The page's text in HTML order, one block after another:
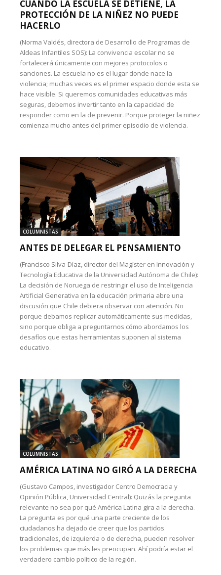
CUANDO LA ESCUELA SE DETIENE, LA
PROTECCIÓN DE LA NIÑEZ NO PUEDE
HACERLO
(Norma Valdés, directora de Desarrollo de Programas de
Aldeas Infantiles SOS): La convivencia escolar no se
fortalecerá únicamente con mejores protocolos o
sanciones. La escuela no es el lugar donde nace la
violencia; muchas veces es el primer espacio donde esta se
hace visible. Si queremos comunidades educativas más
seguras, debemos invertir tanto en la capacidad de
responder como en la de prevenir. Porque proteger la niñez
comienza mucho antes del primer episodio de violencia.
COLUMNISTAS
ANTES DE DELEGAR EL PENSAMIENTO
(Francisco Silva-Díaz, director del Magíster en Innovación y
Tecnología Educativa de la Universidad Autónoma de Chile):
La decisión de Noruega de restringir el uso de Inteligencia
Artificial Generativa en la educación primaria abre una
discusión que Chile debiera observar con atención. No
porque debamos replicar automáticamente sus medidas,
sino porque obliga a preguntarnos cómo abordamos los
desafíos que estas herramientas suponen al sistema
educativo.
COLUMNISTAS
AMÉRICA LATINA NO GIRÓ A LA DERECHA
(Gustavo Campos, investigador Centro Democracia y
Opinión Pública, Universidad Central): Quizás la pregunta
relevante no sea por qué América Latina gira a la derecha.
La pregunta es por qué una parte creciente de los
ciudadanos ha dejado de creer que los partidos
tradicionales, de izquierda o de derecha, pueden resolver
los problemas que más les preocupan. Ahí podría estar el
verdadero cambio político de la región.